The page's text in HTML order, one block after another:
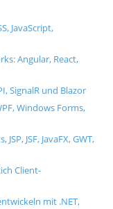
JavaScript,
Angular, React,
SignalR und Blazor
Windows Forms,
JSF, JavaFX, GWT,
Client-
mit .NET,